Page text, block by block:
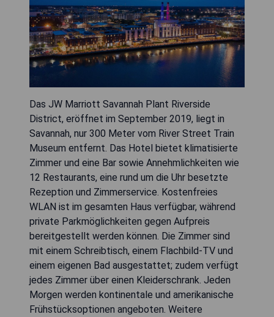
Das JW Marriott Savannah Plant Riverside
District, eröffnet im September 2019, liegt in
Savannah, nur 300 Meter vom River Street Train
Museum entfernt. Das Hotel bietet klimatisierte
Zimmer und eine Bar sowie Annehmlichkeiten wie
12 Restaurants, eine rund um die Uhr besetzte
Rezeption und Zimmerservice. Kostenfreies
WLAN ist im gesamten Haus verfügbar, während
private Parkmöglichkeiten gegen Aufpreis
bereitgestellt werden können. Die Zimmer sind
mit einem Schreibtisch, einem Flachbild-TV und
einem eigenen Bad ausgestattet; zudem verfügt
jedes Zimmer über einen Kleiderschrank. Jeden
Morgen werden kontinentale und amerikanische
Frühstücksoptionen angeboten. Weitere